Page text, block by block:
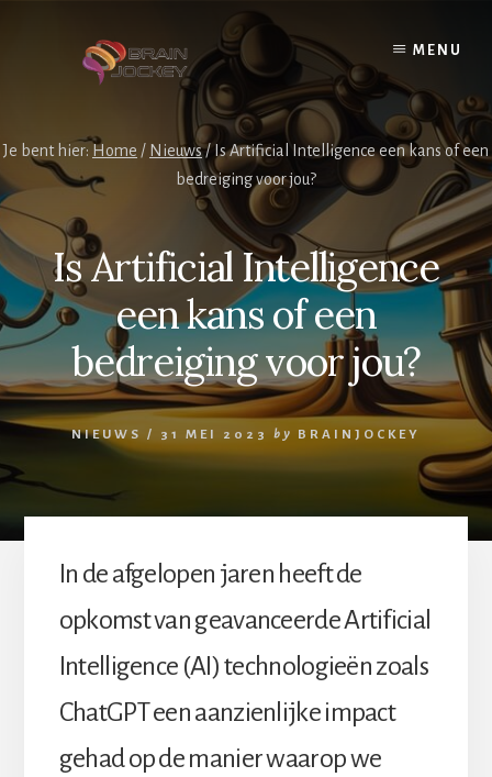
MENU
Je bent hier: Home / Nieuws/Is Artificial Intelligence een kans of een
bedreiging voor jou?
Is Artificial Intelligence
een kans of een
bedreiging voor jou?
NIEUWS / 31 MEI 2023 by BRAINJOCKEY
In de afgelopen jaren heeft de
opkomst van geavanceerde Artificial
Intelligence (AI) technologieën zoals
ChatGPT een aanzienlijke impact
gehad op de manier waarop we